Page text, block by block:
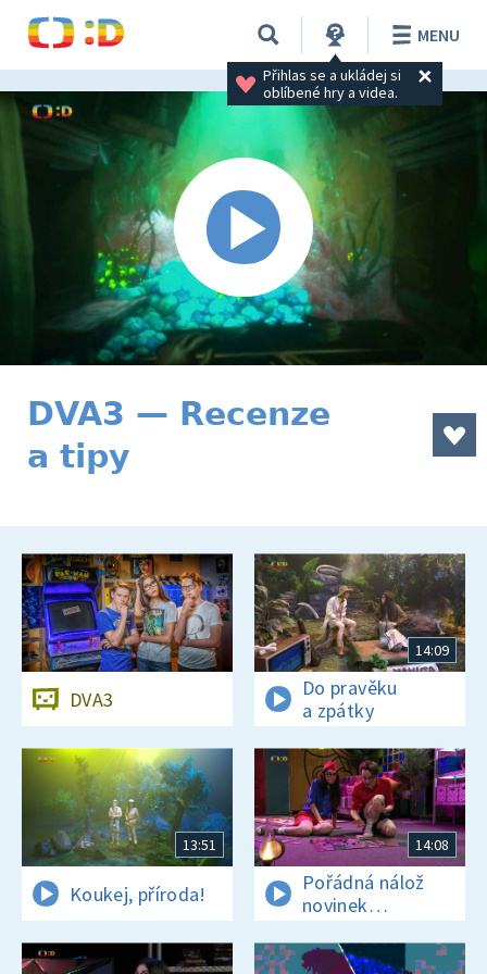
Přihlas se a ukládej si
oblíbené hry a videa.
MENU
DVA3 — Recenze
a tipy
DVA3
14:09
Do pravěku
a zpátky
13:51
Koukej, příroda!
14:08
Pořádná nálož
novinek
a zajímavostí